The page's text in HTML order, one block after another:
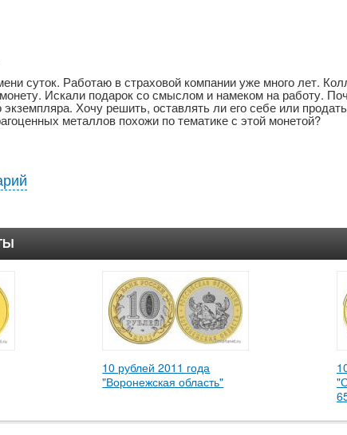
суток. Работаю в страховой компании уже много лет.
Искали подарок со смыслом и намеком на работу.
экземпляра. Хочу решить, оставлять ли его себе или
металлов похожи по тематике с этой монетой?
10 рублей 2011 года
"Воронежская область"